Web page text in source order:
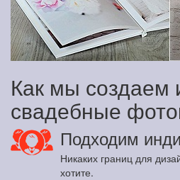
Как мы создаем
свадебные
Подходим
Никаких границ для
хотите.